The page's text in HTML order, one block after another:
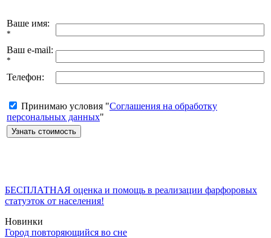
Ваше имя:
*
Ваш e-mail:
*
Телефон:
Принимаю условия "Соглашения на обработку
персональных данных"
БЕСПЛАТНАЯ оценка и помощь в реализации фарфоровых
статуэток от населения!
Новинки
Город повторяющийся во сне